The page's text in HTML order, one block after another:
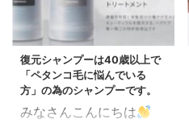
色素を受け取る側の 「毛
母細胞」の機能不全で白
髪になる。 ということら
しいのです。 毛母細胞と
は毛乳頭周辺の細胞組織
のこと。毛乳頭から栄養
復元シャンプーは40歳以上で
「ペタンコ毛に悩んでいる
方」の為のシャンプーです。
みなさんこんにちは